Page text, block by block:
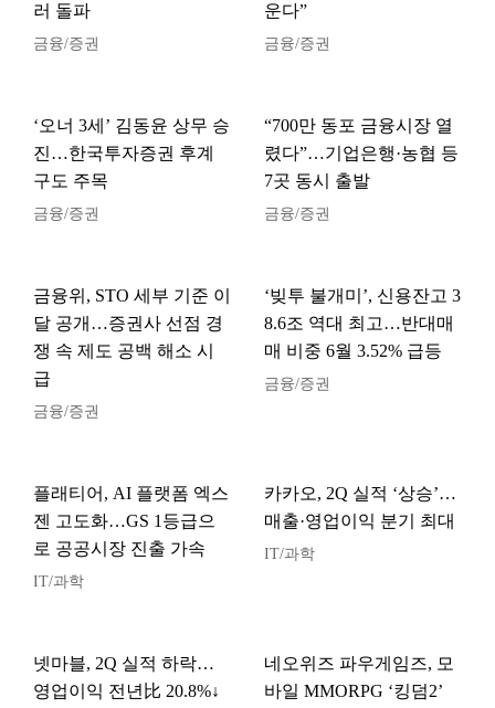
러 돌파
금융/증권
운다”
금융/증권
‘오너 3세’ 김동윤 상무 승
진…한국투자증권 후계
구도 주목
금융/증권
“700만 동포 금융시장 열
렸다”…기업은행·농협 등
7곳 동시 출발
금융/증권
금융위, STO 세부 기준 이
달 공개…증권사 선점 경
쟁 속 제도 공백 해소 시
급
금융/증권
‘빚투 불개미’, 신용잔고 3
8.6조 역대 최고…반대매
매 비중 6월 3.52% 급등
금융/증권
플래티어, AI 플랫폼 엑스
젠 고도화…GS 1등급으
로 공공시장 진출 가속
IT/과학
카카오, 2Q 실적 ‘상승’…
매출·영업이익 분기 최대
IT/과학
넷마블, 2Q 실적 하락…
영업이익 전년比 20.8%↓
네오위즈 파우게임즈, 모
바일 MMORPG ‘킹덤2’